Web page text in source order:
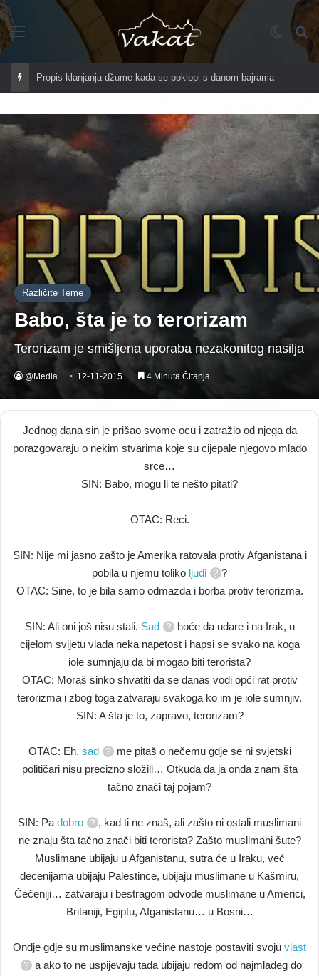
Propis klanjanja džume kada se poklopi s danom bajrama
Različite Teme
Babo, šta je to terorizam
Terorizam je smišljena uporaba nezakonitog nasilja
@Media 12-11-2015 4 Minuta Čitanja
Jednog dana sin je prišao svome ocu i zatražio od njega da
porazgovaraju o nekim stvarima koje su cijepale njegovo mlado
srce…
SIN: Babo, mogu li te nešto pitati?
OTAC: Reci.
SIN: Nije mi jasno zašto je Amerika ratovala protiv Afganistana i
pobila u njemu toliko ljudi
?
OTAC: Sine, to je bila samo odmazda i borba protiv terorizma.
SIN: Ali oni još nisu stali. Sad
hoće da udare i na Irak, u
cijelom svijetu vlada neka napetost i hapsi se svako na koga
iole sumnjaju da bi mogao biti terorista?
OTAC: Moraš sinko shvatiti da se danas vodi opći rat protiv
terorizma i zbog toga zatvaraju svakoga ko im je iole sumnjiv.
SIN: A šta je to, zapravo, terorizam?
OTAC: Eh, sad
me pitaš o nečemu gdje se ni svjetski
političari nisu precizno složili… Otkuda da ja onda znam šta
tačno znači taj pojam?
SIN: Pa dobro
, kad ti ne znaš, ali zašto ni ostali muslimani
ne znaju šta tačno znači biti terorista? Zašto muslimani šute?
Muslimane ubijaju u Afganistanu, sutra će u Iraku, već
decenijama ubijaju Palestince, ubijaju muslimane u Kašmiru,
Čečeniji… zatvaraju i bestragom odvode muslimane u Americi,
Britaniji, Egiptu, Afganistanu… u Bosni…
Ondje gdje su muslimanske većine nastoje postaviti svoju vlast
a ako to ne uspijevaju tada ubijaju redom od najmlađeg do